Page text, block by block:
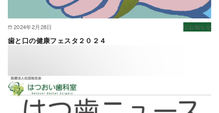
2024年2月28日 お知らせ
歯と口の健康フェスタ２０２４